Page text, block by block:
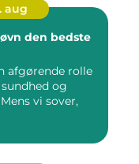
aug
den bedste
afgørende rolle
og
vi sover,